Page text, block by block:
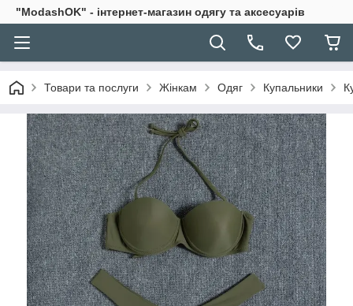
"ModashOK" - інтернет-магазин одягу та аксесуарів
Товари та послуги Жінкам Одяг Купальники